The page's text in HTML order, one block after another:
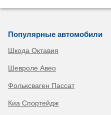
Популярные автомобили
Шкода Октавия
Шевроле Авео
Фольксваген Пассат
Киа Спортейдж